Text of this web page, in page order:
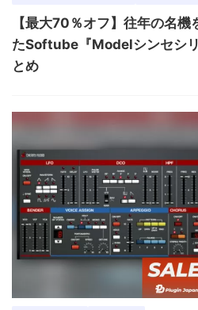
【最大70％オフ】往年の名
たSoftube『Modelシンセシ
とめ